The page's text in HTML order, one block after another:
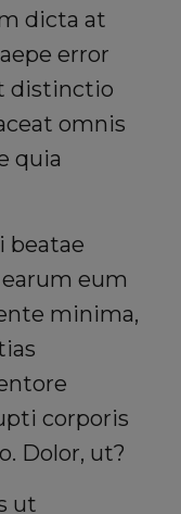
dicta at
error
distinctio
omnis
quia
beatae
eum
minima,
corporis
Dolor, ut?
ut